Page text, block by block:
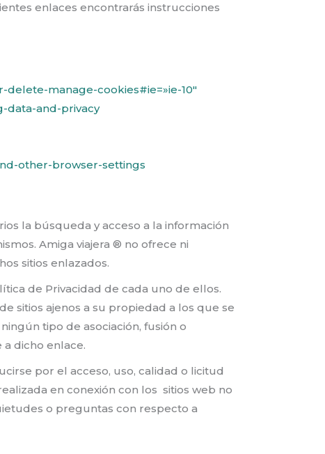
enlaces encontrarás instrucciones
manage-cookies#ie=»ie-10″
data-and-privacy
other-browser-settings
la búsqueda y acceso a la información
Amiga viajera ® no ofrece ni
sitios enlazados.
de Privacidad de cada uno de ellos.
sitios ajenos a su propiedad a los que se
tipo de asociación, fusión o
dicho enlace.
por el acceso, uso, calidad o licitud
en conexión con los sitios web no
o preguntas con respecto a